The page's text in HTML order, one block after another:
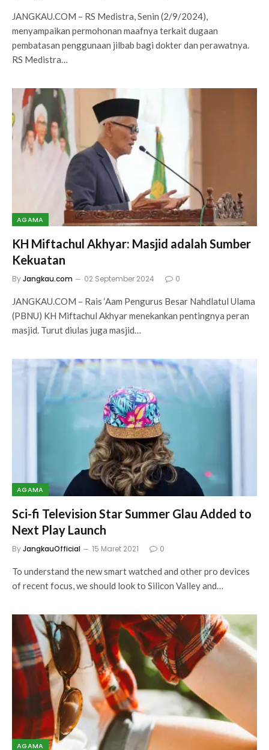
JANGKAU.COM – RS Medistra, Senin (2/9/2024),
menyampaikan permohonan maafnya terkait dugaan
pembatasan penggunaan jilbab bagi dokter dan perawatnya.
RS Medistra…
AGAMA
KH Miftachul Akhyar: Masjid adalah Sumber
Kekuatan
ByJangkau.com 02 September 2024 0
JANGKAU.COM – Rais ‘Aam Pengurus Besar Nahdlatul Ulama
(PBNU) KH Miftachul Akhyar menekankan pentingnya peran
masjid. Turut diulas juga masjid…
AGAMA
Sci-fi Television Star Summer Glau Added to
Next Play Launch
ByJangkauOfficial 15 Maret 2021 0
To understand the new smart watched and other pro devices
of recent focus, we should look to Silicon Valley and…
AGAMA